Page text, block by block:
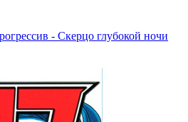
- Скерцо глубокой ночи